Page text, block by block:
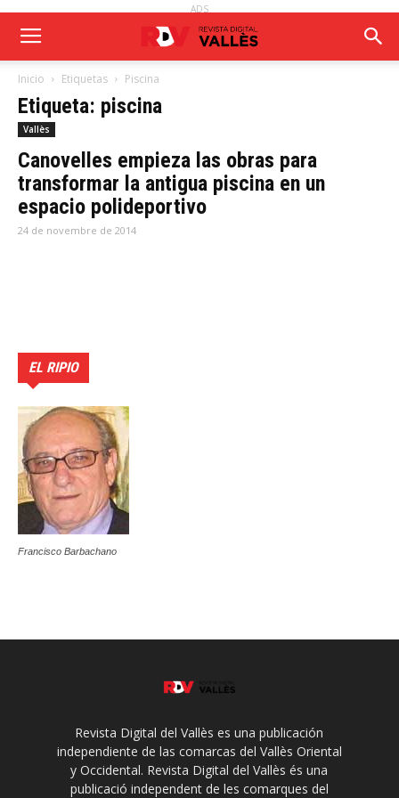
ADS
Inicio Etiquetas Piscina
Etiqueta: piscina
Vallès
Canovelles empieza las obras para
transformar la antigua piscina en un
espacio polideportivo
24 de novembre de 2014
EL RIPIO
Francisco Barbachano
Revista Digital del Vallès es una publicación
independiente de las comarcas del Vallès Oriental
y Occidental. Revista Digital del Vallès és una
publicació independent de les comarques del